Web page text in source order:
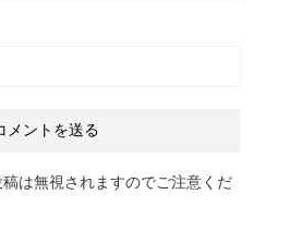
は無視されますのでご注意くだ